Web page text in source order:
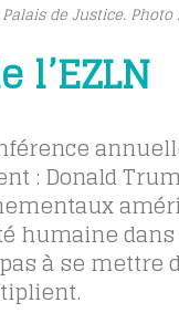
de Justice. Photo
: Donald
humaine
à se mettre